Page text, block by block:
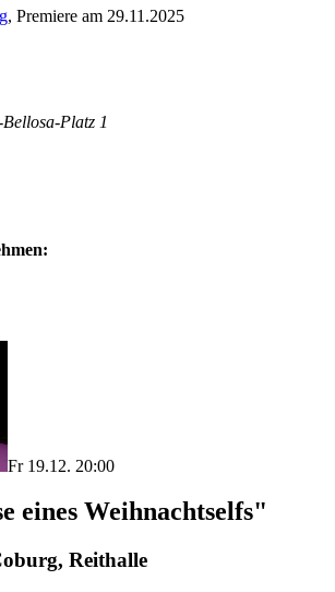
, Premiere am 29.11.2025
Platz 1
Fr 19.12. 20:00
eines Weihnachtselfs"
Reithalle